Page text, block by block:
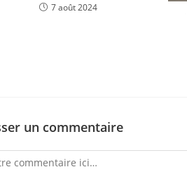
7 août 2024
un commentaire